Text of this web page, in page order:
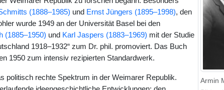
Armin
(1888–1985) und Ernst Jüngers (1895–1998), den
wurde 1949 an der Universität Basel bei den
(1885–1950) und Karl Jaspers (1883–1969) mit der Studie
1918–1932“ zum Dr. phil. promoviert. Das Buch
1950 zum intensiv rezipierten Standardwerk.
politisch rechte Spektrum in der Weimarer Republik.